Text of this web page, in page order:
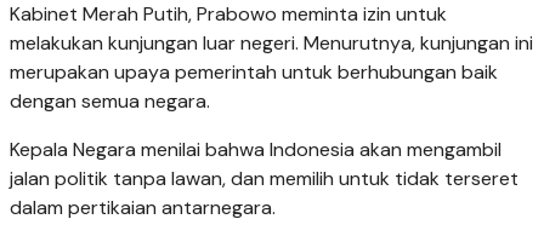
Kabinet Merah Putih, Prabowo meminta izin untuk
melakukan kunjungan luar negeri. Menurutnya, kunjungan ini
merupakan upaya pemerintah untuk berhubungan baik
dengan semua negara.
Kepala Negara menilai bahwa Indonesia akan mengambil
jalan politik tanpa lawan, dan memilih untuk tidak terseret
dalam pertikaian antarnegara.